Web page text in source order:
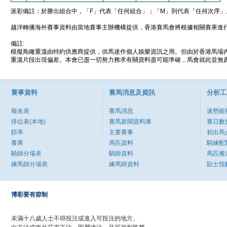
派彩備註：於勝出組合中，「F」代表「任何組合」；「M」則代表「任何次序
越洋轉播海外賽事資料由當地賽事主辦機構提供，香港賽馬會將根據相關賽果進
備註:
模擬鳥瞰重溫由特約供應商提供，供馬迷作個人娛樂資訊之用。但由於香港馬
重溫片段出現偏差。本會已盡一切努力務求有關資料盡可能準確，馬會就此並
賽事資料
報名表
排位表(本地)
賠率
賽果
騎師分場表
練馬師分場表
賽馬消息及資訊
賽馬消息
賽馬新聞資料庫
主要賽事
馬匹資料
騎師資料
練馬師資料
分析
速勢能
賽日數
初出馬
騎練配
馬匹搬
貼士指
博彩要有節制
未滿十八歲人士不得投注或進入可投注的地方。